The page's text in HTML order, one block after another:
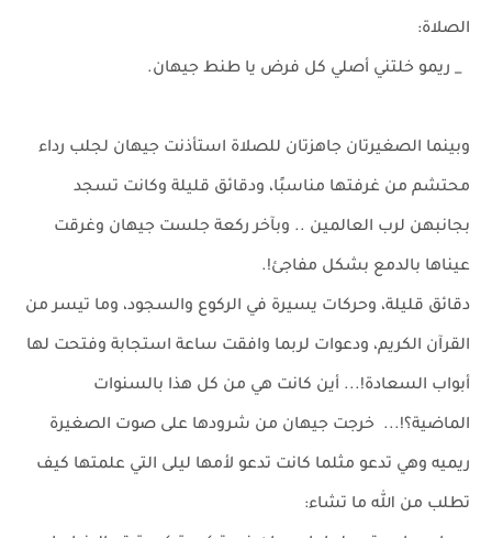
الصلاة:
_ ريمو خلتني أصلي كل فرض يا طنط جيهان.
وبينما الصغيرتان جاهزتان للصلاة استأذنت جيهان لجلب رداء
محتشم من غرفتها مناسبًا، ودقائق قليلة وكانت تسجد
بجانبهن لرب العالمين .. وبآخر ركعة جلست جيهان وغرقت
عيناها بالدمع بشكل مفاجئ!.
دقائق قليلة، وحركات يسيرة في الركوع والسجود، وما تيسر من
القرآن الكريم، ودعوات لربما وافقت ساعة استجابة وفتحت لها
أبواب السعادة!... أين كانت هي من كل هذا بالسنوات
الماضية؟!... خرجت جيهان من شرودها على صوت الصغيرة
ريميه وهي تدعو مثلما كانت تدعو لأمها ليلى التي علمتها كيف
تطلب من الله ما تشاء: